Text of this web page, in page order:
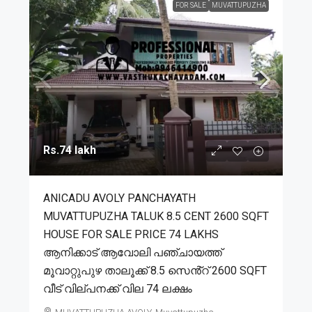
FOR SALE MUVATTUPUZHA
Rs.74 lakh
ANICADU AVOLY PANCHAYATH
MUVATTUPUZHA TALUK 8.5 CENT 2600 SQFT
HOUSE FOR SALE PRICE 74 LAKHS
ആനിക്കാട് ആവോലി പഞ്ചായത്ത്
മൂവാറ്റുപുഴ താലൂക്ക് 8.5 സെൻ്റ് 2600 SQFT
വീട് വില്പനക്ക് വില 74 ലക്ഷം